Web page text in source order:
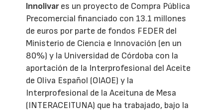
Innolivares un proyecto de Compra Pública
Precomercial financiado con 13.1 millones
de euros por parte de fondos FEDER del
Ministerio de Ciencia e Innovación (en un
80%) y la Universidad de Córdoba con la
aportación de la Interprofesional del Aceite
de Oliva Español (OIAOE) y la
Interprofesional de la Aceituna de Mesa
(INTERACEITUNA) que ha trabajado, bajo la